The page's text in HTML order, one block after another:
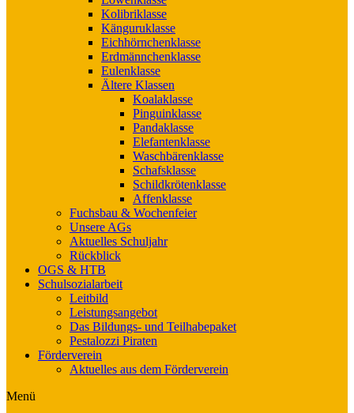
Kolibriklasse
Känguruklasse
Eichhörnchenklasse
Erdmännchenklasse
Eulenklasse
Ältere Klassen
Koalaklasse
Pinguinklasse
Pandaklasse
Elefantenklasse
Waschbärenklasse
Schafsklasse
Schildkrötenklasse
Affenklasse
Fuchsbau & Wochenfeier
Unsere AGs
Aktuelles Schuljahr
Rückblick
OGS & HTB
Schulsozialarbeit
Leitbild
Leistungsangebot
Das Bildungs- und Teilhabepaket
Pestalozzi Piraten
Förderverein
Aktuelles aus dem Förderverein
Menü